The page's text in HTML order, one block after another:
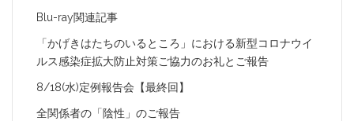
Blu-ray関連記事
「かげきはたちのいるところ」における新型コロナウイ
ルス感染症拡大防止対策ご協力のお礼とご報告
8/18(水)定例報告会【最終回】
全関係者の「陰性」のご報告